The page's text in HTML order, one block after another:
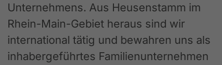
Unternehmens. Aus Heusenstamm im
Rhein-Main-Gebiet heraus sind wir
international tätig und bewahren uns als
inhabergeführtes Familienunternehmen